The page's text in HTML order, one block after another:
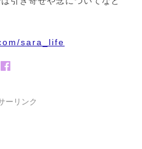
sara_life
ーリンク